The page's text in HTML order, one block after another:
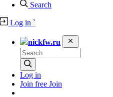
Search
Log in `
nickfw.ru
Log in
Join free Join